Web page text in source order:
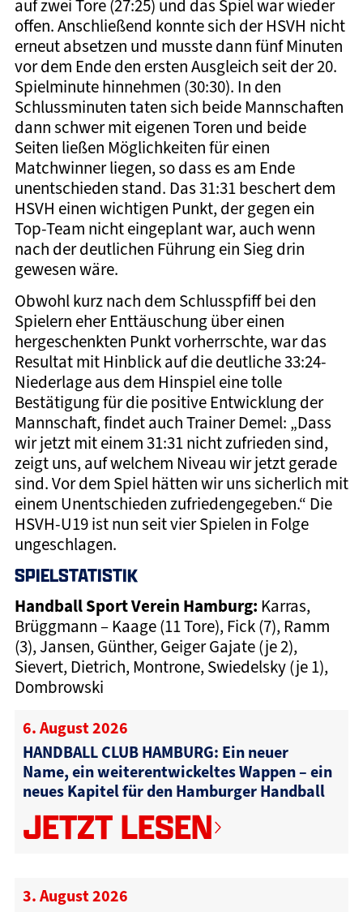
auf zwei Tore (27:25) und das Spiel war wieder
offen. Anschließend konnte sich der HSVH nicht
erneut absetzen und musste dann fünf Minuten
vor dem Ende den ersten Ausgleich seit der 20.
Spielminute hinnehmen (30:30). In den
Schlussminuten taten sich beide Mannschaften
dann schwer mit eigenen Toren und beide
Seiten ließen Möglichkeiten für einen
Matchwinner liegen, so dass es am Ende
unentschieden stand. Das 31:31 beschert dem
HSVH einen wichtigen Punkt, der gegen ein
Top-Team nicht eingeplant war, auch wenn
nach der deutlichen Führung ein Sieg drin
gewesen wäre.
Obwohl kurz nach dem Schlusspfiff bei den
Spielern eher Enttäuschung über einen
hergeschenkten Punkt vorherrschte, war das
Resultat mit Hinblick auf die deutliche 33:24-
Niederlage aus dem Hinspiel eine tolle
Bestätigung für die positive Entwicklung der
Mannschaft, findet auch Trainer Demel: „Dass
wir jetzt mit einem 31:31 nicht zufrieden sind,
zeigt uns, auf welchem Niveau wir jetzt gerade
sind. Vor dem Spiel hätten wir uns sicherlich mit
einem Unentschieden zufriedengegeben.“ Die
HSVH-U19 ist nun seit vier Spielen in Folge
ungeschlagen.
SPIELSTATISTIK
Handball Sport Verein Hamburg: Karras,
Brüggmann – Kaage (11 Tore), Fick (7), Ramm
(3), Jansen, Günther, Geiger Gajate (je 2),
Sievert, Dietrich, Montrone, Swiedelsky (je 1),
Dombrowski
6. August 2026
HANDBALL CLUB HAMBURG: Ein neuer
Name, ein weiterentwickeltes Wappen – ein
neues Kapitel für den Hamburger Handball
JETZT LESEN
3. August 2026